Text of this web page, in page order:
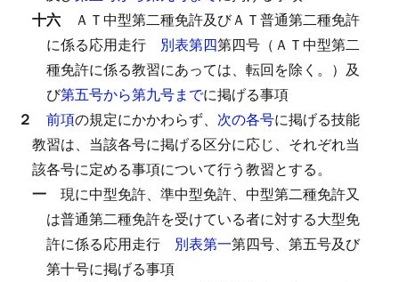
十六
ＡＴ中型第二種免許及びＡＴ普通第二種免許
に係る応用走行
別表第四第四号（ＡＴ中型第二
種免許に係る教習にあっては、転回を除く。）及
び第五号から第九号までに掲げる事項
２ 前項の規定にかかわらず、 次の各号に掲げる技能
教習は、当該各号に掲げる区分に応じ、それぞれ当
該各号に定める事項について行う教習とする。
一 現に中型免許、準中型免許、中型第二種免許又
は普通第二種免許を受けている者に対する大型免
許に係る応用走行
別表第一第四号、第五号及び
第十号に掲げる事項